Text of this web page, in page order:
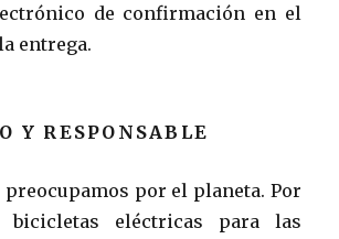
de confirmación en el
entrega.
Y RESPONSABLE
por el planeta. Por
bicicletas eléctricas para las